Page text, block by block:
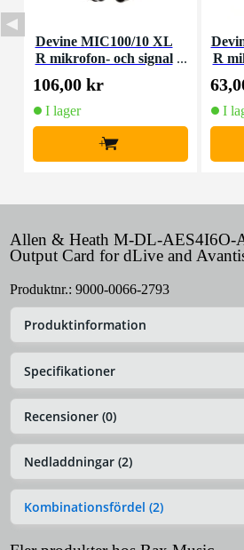
Devine MIC100/10 XL
R mikrofon- och signal
kabel 10 meter
106,00 kr
I lager
+
R
I
Allen & Heath M-DL-AES4I6O-
Output Card for dLive and
Produktnr.: 9000-0066-2793
Produktinformation
Specifikationer
Recensioner (0)
Nedladdningar (2)
Kombinationsfördel (2)